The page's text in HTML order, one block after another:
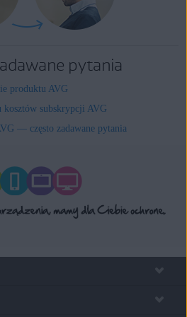
pytania
produktu AVG
kosztów subskrypcji AVG
— często zadawane pytania